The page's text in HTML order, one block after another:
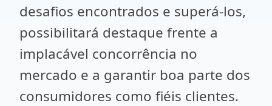
desafios encontrados e superá-los,
possibilitará destaque frente a
implacável concorrência no
mercado e a garantir boa parte dos
consumidores como fiéis clientes.